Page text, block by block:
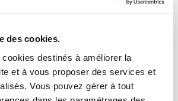
des cookies.
destinés à améliorer la
et à vous proposer des services et
Vous pouvez gérer à tout
Accueil